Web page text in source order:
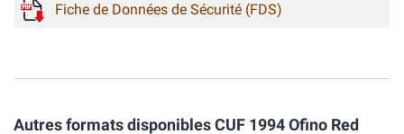
Fiche de Données de Sécurité (FDS)
Autres formats disponibles CUF 1994 Ofino Red